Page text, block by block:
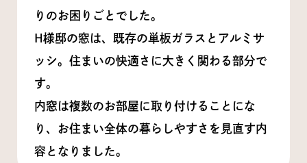
りのお困りごとでした。
H様邸の窓は、既存の単板ガラスとアルミサ
ッシ。住まいの快適さに大きく関わる部分で
す。
内窓は複数のお部屋に取り付けることにな
り、お住まい全体の暮らしやすさを見直す内
容となりました。